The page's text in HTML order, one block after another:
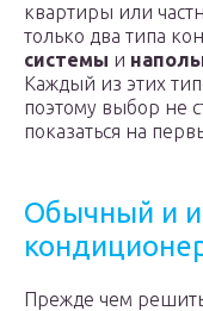
квартиры или
только два типа
системы и
Каждый из этих
поэтому выбор не
показаться на
Обычный и
Прежде чем